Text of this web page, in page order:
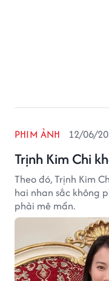
Trịnh Kim Chi
PHIM ẢNH 12/06/
Theo đó, Trịnh Kim
hai nhan sắc không
phải mê mẩn.